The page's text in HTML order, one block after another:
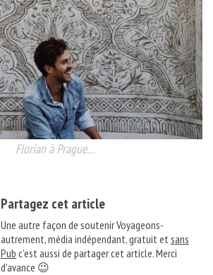
Florian à Prague…
Partagez cet article
Une autre façon de soutenir Voyageons-
autrement, média indépendant, gratuit et sans
Pub c'est aussi de partager cet article. Merci
d'avance 😉